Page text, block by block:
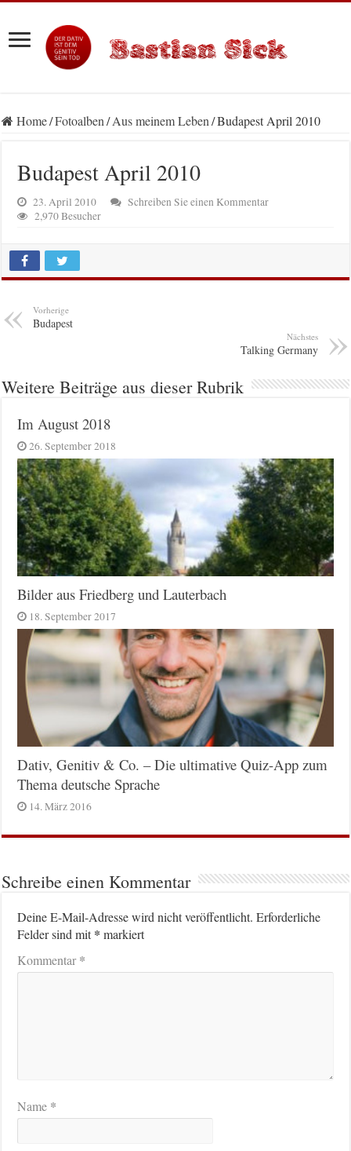
Home/Fotoalben/Aus meinem Leben/Budapest April 2010
Budapest April 2010
23. April 2010
Schreiben Sie einen Kommentar
2,970 Besucher
Vorherige
Budapest
Nächstes
Talking Germany
Weitere Beiträge aus dieser Rubrik
Im August 2018
26. September 2018
Bilder aus Friedberg und Lauterbach
18. September 2017
Dativ, Genitiv & Co. – Die ultimative Quiz-App zum
Thema deutsche Sprache
14. März 2016
Schreibe einen Kommentar
Deine E-Mail-Adresse wird nicht veröffentlicht. Erforderliche
Felder sind mit* markiert
Kommentar*
Name *